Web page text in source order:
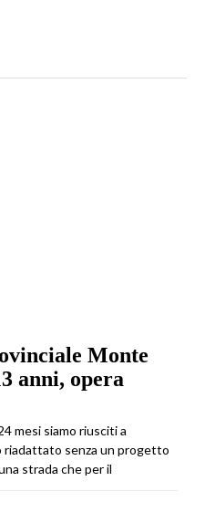
Monte
anni, opera
mesi siamo riusciti a
riadattato senza un progetto
strada che per il